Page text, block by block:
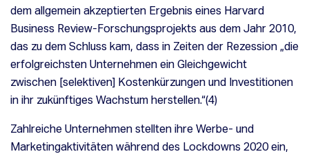
dem allgemein akzeptierten Ergebnis eines Harvard
Business Review-Forschungsprojekts aus dem Jahr 2010,
das zu dem Schluss kam, dass in Zeiten der Rezession „die
erfolgreichsten Unternehmen ein Gleichgewicht
zwischen [selektiven] Kostenkürzungen und Investitionen
in ihr zukünftiges Wachstum herstellen.“(4)
Zahlreiche Unternehmen stellten ihre Werbe- und
Marketingaktivitäten während des Lockdowns 2020 ein,